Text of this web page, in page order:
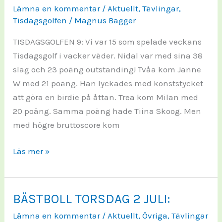
Lämna en kommentar / Aktuellt,Tävlingar,
Tisdagsgolfen / Magnus Bagger
TISDAGSGOLFEN 9: Vi var 15 som spelade veckans
Tisdagsgolf i vacker väder. Nidal var med sina 38
slag och 23 poäng outstanding! Tvåa kom Janne
W med 21 poäng. Han lyckades med konststycket
att göra en birdie på åttan. Trea kom Milan med
20 poäng. Samma poäng hade Tiina Skoog. Men
med högre bruttoscore kom
TISDAGSGOLFEN
9:
Läs mer »
BÄSTBOLL TORSDAG 2 JULI:
Lämna en kommentar / Aktuellt,Övriga,Tävlingar